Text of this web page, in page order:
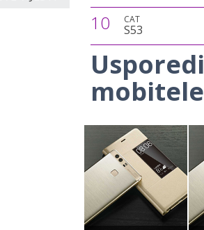
10 CAT
S53
Usporedi
mobitele